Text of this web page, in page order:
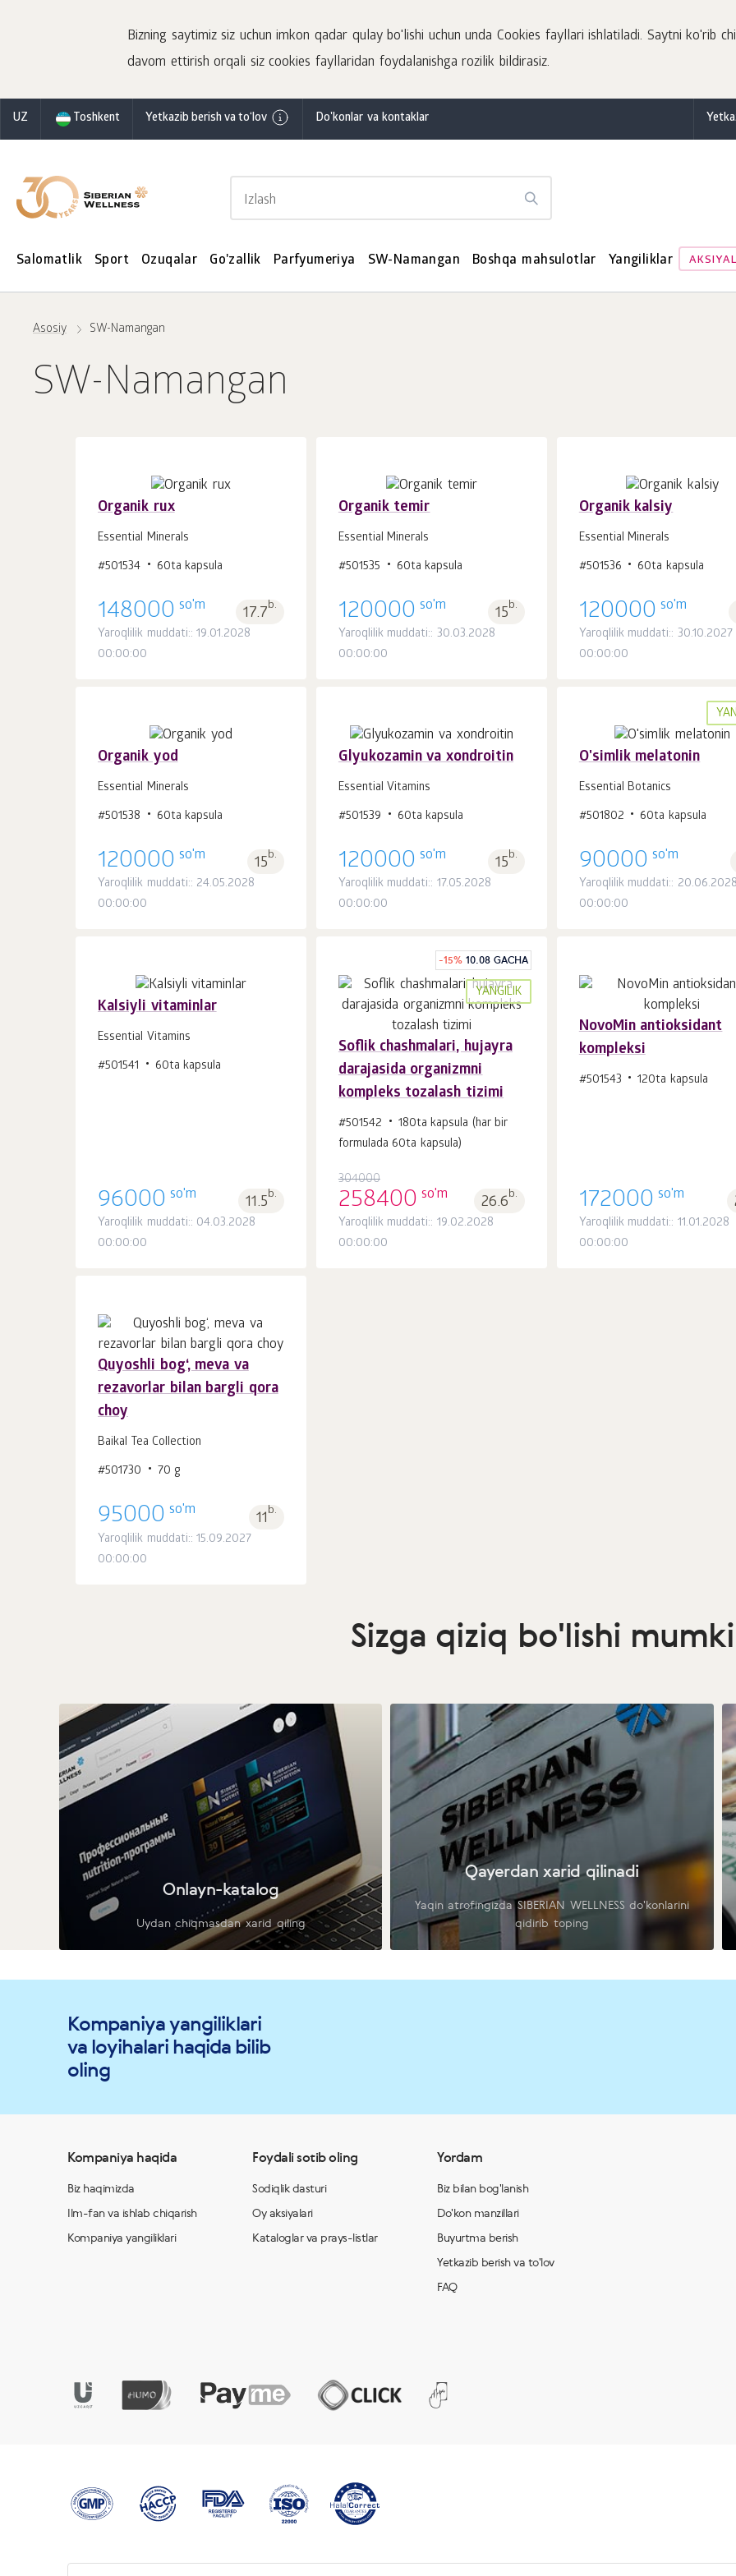
Bizning saytimiz siz uchun imkon qadar qulay bo'lishi uchun unda Cookies fayllari ishlatiladi. Saytni ko'rib
davom ettirish orqali siz cookies fayllaridan foydalanishga rozilik bildirasiz.
UZ Toshkent Yetkazib berish va to‘lov Do'konlar va kontaklar
Salomatlik Sport Ozuqalar Go'zallik Parfyumeriya SW-Namangan Boshqa mahsulotlar Yangiliklar
Asosiy SW-Namangan
SW-Namangan
Organik rux
Essential Minerals
#501534 60ta kapsula
148000 so'm 17.7b.
Yaroqlilik muddati:: 19.01.2028
00:00:00
Savatchaga dona.
Organik temir
Essential Minerals
#501535 60ta kapsula
120000 so'm 15b.
Yaroqlilik muddati:: 30.03.2028
00:00:00
Savatchaga dona.
Organik kalsiy
Essential Minerals
#501536 60ta kapsula
120000 so'm
Yaroqlilik muddati:: 30.10.2027
00:00:00
Savatchaga dona.
Organik yod
Essential Minerals
#501538 60ta kapsula
120000 so'm 15b.
Yaroqlilik muddati:: 24.05.2028
00:00:00
Savatchaga dona.
Glyukozamin va xondroitin
Essential Vitamins
#501539 60ta kapsula
120000 so'm 15b.
Yaroqlilik muddati:: 17.05.2028
00:00:00
Savatchaga dona.
O'simlik melatonin
Essential Botanics
#501802 60ta kapsula
90000 so'm
Yaroqlilik muddati::
00:00:00
Savatchaga dona.
Kalsiyli vitaminlar
Essential Vitamins
#501541 60ta kapsula
96000 so'm 11.5b.
Yaroqlilik muddati:: 04.03.2028
00:00:00
Savatchaga dona.
-15% 10.08 GACHA
YANGILIK
Soflik chashmalari, hujayra
darajasida organizmni
kompleks tozalash tizimi
#501542
180ta kapsula (har bir
formulada 60ta kapsula)
304000
258400 so'm 26.6b.
Yaroqlilik muddati:: 19.02.2028
00:00:00
Savatchaga
1
dona.
NovoMin antioksidant
kompleksi
#501543 120ta kapsula
172000 so'm
Yaroqlilik muddati:: 11.01.2028
00:00:00
1
Quyoshli bog‘, meva va
rezavorlar bilan bargli qora
choy
Baikal Tea Collection
#501730 70 g
95000 so'm 11b.
Yaroqlilik muddati:: 15.09.2027
00:00:00
Sizga qiziq bo'lishi
Onlayn-katalog
Uydan chiqmasdan xarid qiling
Qayerdan xarid qilinadi
Yaqin atrofingizda SIBERIAN WELLNESS do'konlarini
qidirib toping
Kompaniya yangiliklari
va loyihalari haqida bilib
oling
Kompaniya haqida
Biz haqimizda
Ilm-fan va ishlab chiqarish
Kompaniya yangiliklari
Foydali sotib oling
Sodiqlik dasturi
Oy aksiyalari
Kataloglar va prays-listlar
Yordam
Biz bilan bog'lanish
Do'kon manzillari
Buyurtma berish
Yetkazib berish va to'lov
FAQ